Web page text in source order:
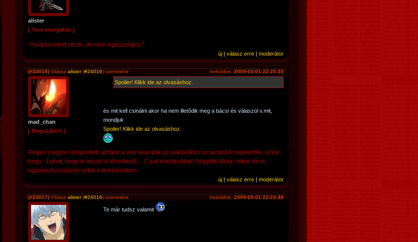
alister
[ True mangafan ]
"A napra lehet nézni, de nem egészséges."
új | válasz erre | moderátor
beküldve: 2009-05-01 22:25:35
(#24018) Válasz alister(#24016) üzenetére
mad_chan
[ Megszállott ]
Spoiler! Klikk ide az olvasáshoz.
és mit kell csinálni akor ha nem illetődik meg a bácsi és válaszol v.mit,
mondjuk
Spoiler! Klikk ide az olvasáshoz.
Régen nagyon idegesített, amikor a vén nyanyák az esküvőkön az arcomat csipkedték, azzal,
hogy: -Lehet, hogy te leszel a következő.... Csak mostanában hagyták abba, mikor én is
ugyanezt csinálom nekik a temetéseken...
új | válasz erre | moderátor
beküldve: 2009-05-01 22:24:48
(#24017) Válasz alister(#24016) üzenetére
Te már tudsz valamit